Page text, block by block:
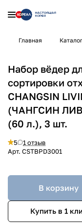
Главная
Набор вёдер
сортировки
CHANGSIN
(ЧАНГСИН
(60 л.), 3 шт.
5
1 отзыв
Арт. CSTBPD3001
В корзину
Купить в 1